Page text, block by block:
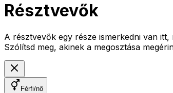
Résztvevők
A résztvevők egy része ismerkedni van
Szólítsd meg, akinek a megosztása
Férfi/nő